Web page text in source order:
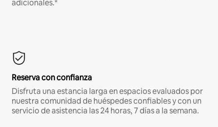
adicionales.*
Reserva con confianza
Disfruta una estancia larga en espacios evaluados por
nuestra comunidad de huéspedes confiables y con un
servicio de asistencia las 24 horas, 7 días a la semana.